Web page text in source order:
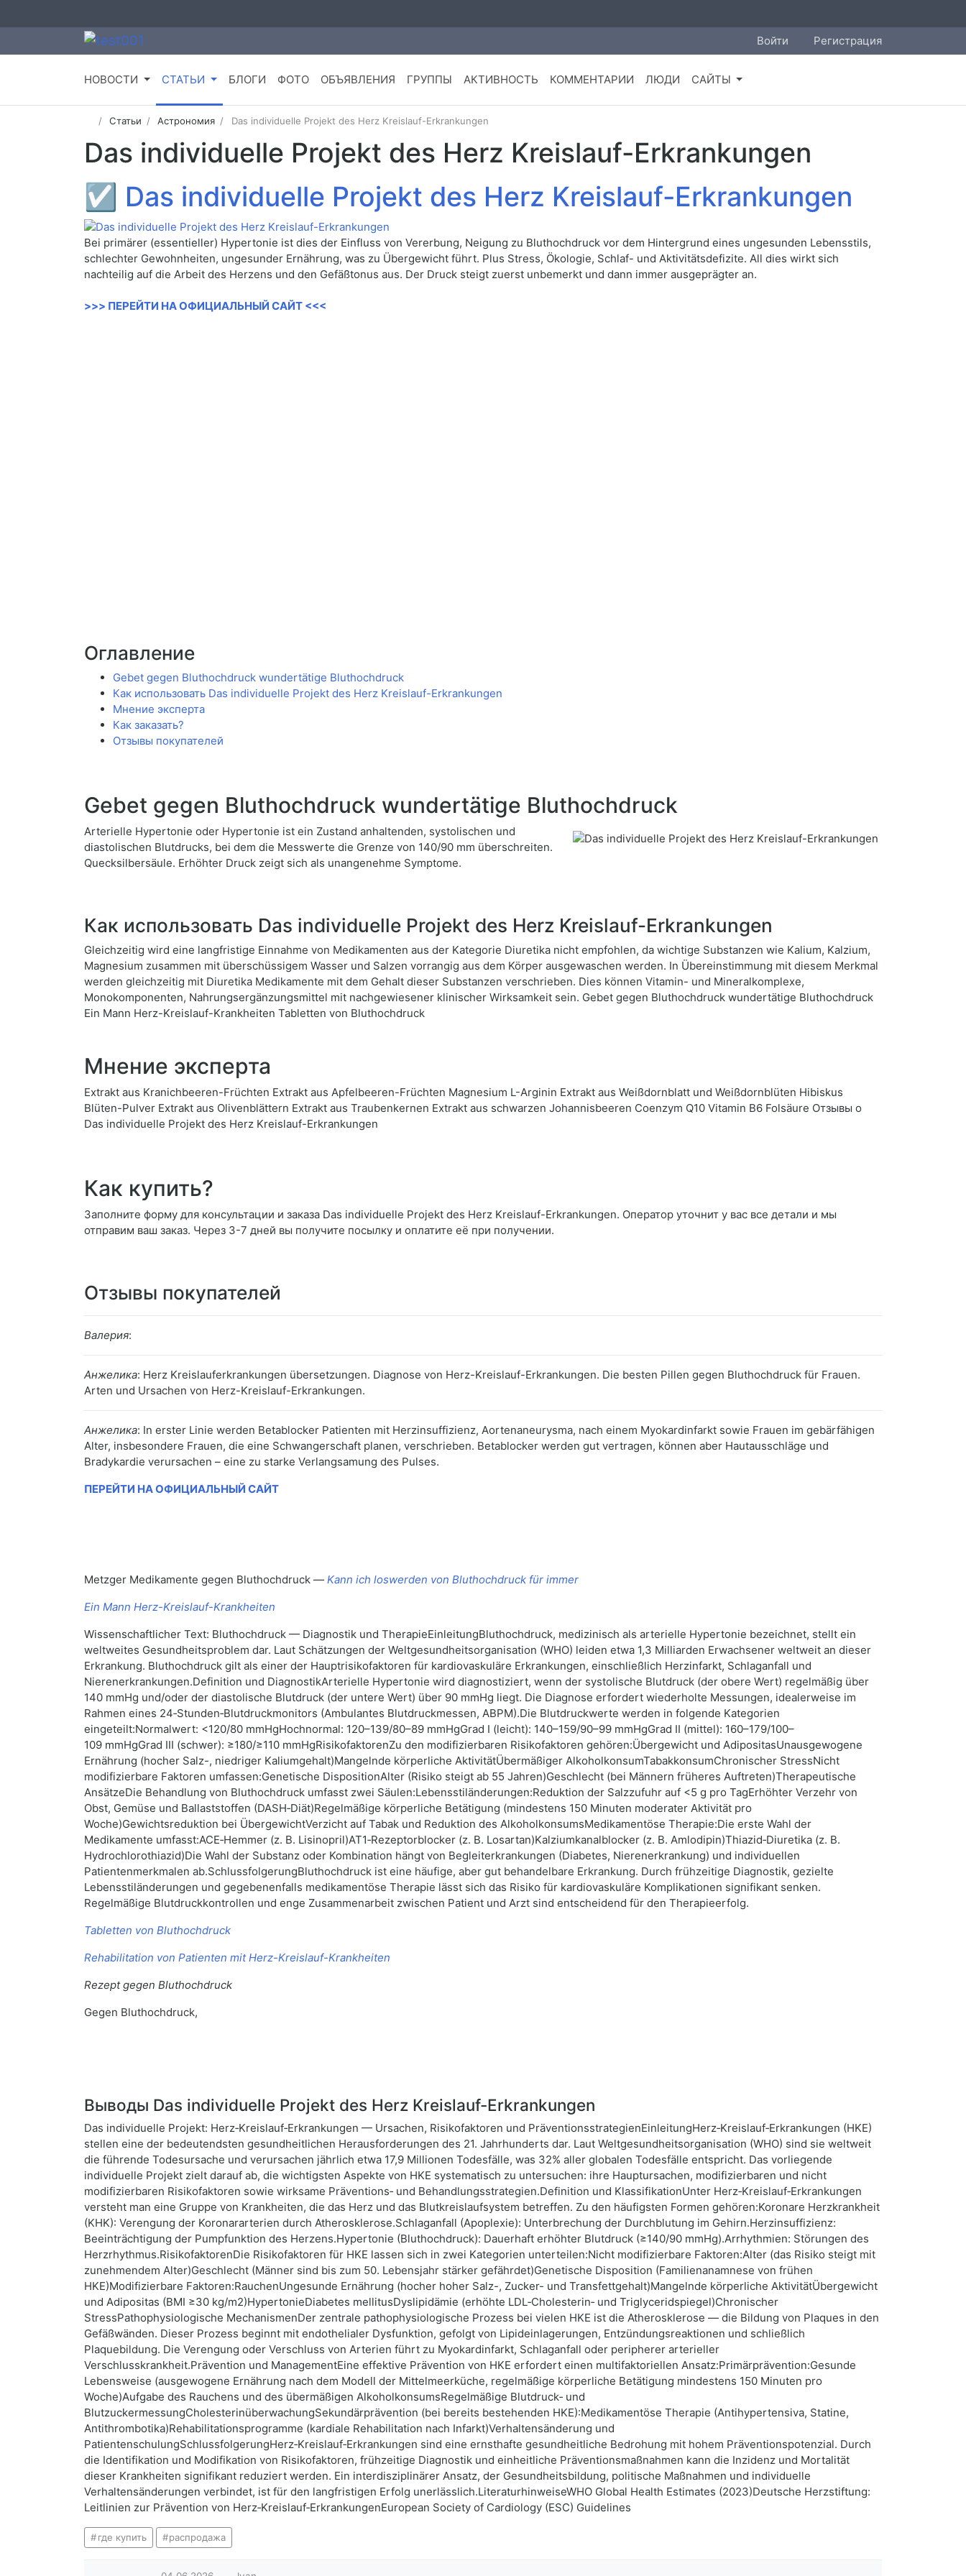
Войти Регистрация
НОВОСТИ СТАТЬИ БЛОГИ ФОТО ОБЪЯВЛЕНИЯ ГРУППЫ АКТИВНОСТЬ КОММЕНТАРИИ ЛЮДИ САЙТЫ
Статьи Астрономия Das individuelle Projekt des Herz Kreislauf-Erkrankungen
Das individuelle Projekt des Herz Kreislauf-Erkrankungen
☑ Das individuelle Projekt des Herz Kreislauf-Erkrankungen
Bei primärer (essentieller) Hypertonie ist dies der Einfluss von Vererbung, Neigung zu Bluthochdruck vor dem Hintergrund eines ungesunden Lebensstils,
schlechter Gewohnheiten, ungesunder Ernährung, was zu Übergewicht führt. Plus Stress, Ökologie, Schlaf- und Aktivitätsdefizite. All dies wirkt sich
nachteilig auf die Arbeit des Herzens und den Gefäßtonus aus. Der Druck steigt zuerst unbemerkt und dann immer ausgeprägter an.
>>> ПЕРЕЙТИ НА ОФИЦИАЛЬНЫЙ САЙТ <<<
Оглавление
Gebet gegen Bluthochdruck wundertätige Bluthochdruck
Как использовать Das individuelle Projekt des Herz Kreislauf-Erkrankungen
Мнение эксперта
Как заказать?
Отзывы покупателей
Gebet gegen Bluthochdruck wundertätige Bluthochdruck
Arterielle Hypertonie oder Hypertonie ist ein Zustand anhaltenden, systolischen und
diastolischen Blutdrucks, bei dem die Messwerte die Grenze von 140/90 mm überschreiten.
Quecksilbersäule. Erhöhter Druck zeigt sich als unangenehme Symptome.
Как использовать Das individuelle Projekt des Herz Kreislauf-Erkrankungen
Gleichzeitig wird eine langfristige Einnahme von Medikamenten aus der Kategorie Diuretika nicht empfohlen, da wichtige Substanzen wie Kalium, Kalzium,
Magnesium zusammen mit überschüssigem Wasser und Salzen vorrangig aus dem Körper ausgewaschen werden. In Übereinstimmung mit diesem Merkmal
werden gleichzeitig mit Diuretika Medikamente mit dem Gehalt dieser Substanzen verschrieben. Dies können Vitamin- und Mineralkomplexe,
Monokomponenten, Nahrungsergänzungsmittel mit nachgewiesener klinischer Wirksamkeit sein. Gebet gegen Bluthochdruck wundertätige Bluthochdruck
Ein Mann Herz-Kreislauf-Krankheiten Tabletten von Bluthochdruck
Мнение эксперта
Extrakt aus Kranichbeeren-Früchten Extrakt aus Apfelbeeren-Früchten Magnesium L-Arginin Extrakt aus Weißdornblatt und Weißdornblüten Hibiskus
Blüten-Pulver Extrakt aus Olivenblättern Extrakt aus Traubenkernen Extrakt aus schwarzen Johannisbeeren Coenzym Q10 Vitamin B6 Folsäure Отзывы о
Das individuelle Projekt des Herz Kreislauf-Erkrankungen
Как купить?
Заполните форму для консультации и заказа Das individuelle Projekt des Herz Kreislauf-Erkrankungen. Оператор уточнит у вас все детали и мы
отправим ваш заказ. Через 3-7 дней вы получите посылку и оплатите её при получении.
Отзывы покупателей
Валерия:
Анжелика: Herz Kreislauferkrankungen übersetzungen. Diagnose von Herz-Kreislauf-Erkrankungen. Die besten Pillen gegen Bluthochdruck für Frauen.
Arten und Ursachen von Herz-Kreislauf-Erkrankungen.
Анжелика: In erster Linie werden Betablocker Patienten mit Herzinsuffizienz, Aortenaneurysma, nach einem Myokardinfarkt sowie Frauen im gebärfähigen
Alter, insbesondere Frauen, die eine Schwangerschaft planen, verschrieben. Betablocker werden gut vertragen, können aber Hautausschläge und
Bradykardie verursachen – eine zu starke Verlangsamung des Pulses.
ПЕРЕЙТИ НА ОФИЦИАЛЬНЫЙ САЙТ
Metzger Medikamente gegen Bluthochdruck — Kann ich loswerden von Bluthochdruck für immer
Ein Mann Herz-Kreislauf-Krankheiten
Wissenschaftlicher Text: Bluthochdruck — Diagnostik und TherapieEinleitungBluthochdruck, medizinisch als arterielle Hypertonie bezeichnet, stellt ein
weltweites Gesundheitsproblem dar. Laut Schätzungen der Weltgesundheitsorganisation (WHO) leiden etwa 1,3 Milliarden Erwachsener weltweit an dieser
Erkrankung. Bluthochdruck gilt als einer der Hauptrisikofaktoren für kardiovaskuläre Erkrankungen, einschließlich Herzinfarkt, Schlaganfall und
Nierenerkrankungen.Definition und DiagnostikArterielle Hypertonie wird diagnostiziert, wenn der systolische Blutdruck (der obere Wert) regelmäßig über
140 mmHg und/oder der diastolische Blutdruck (der untere Wert) über 90 mmHg liegt. Die Diagnose erfordert wiederholte Messungen, idealerweise im
Rahmen eines 24‑Stunden‑Blutdruckmonitors (Ambulantes Blutdruckmessen, ABPM).Die Blutdruckwerte werden in folgende Kategorien
eingeteilt:Normalwert: <120/80 mmHgHochnormal: 120–139/80–89 mmHgGrad I (leicht): 140–159/90–99 mmHgGrad II (mittel): 160–179/100–
109 mmHgGrad III (schwer): ≥180/≥110 mmHgRisikofaktorenZu den modifizierbaren Risikofaktoren gehören:Übergewicht und AdipositasUnausgewogene
Ernährung (hocher Salz-, niedriger Kaliumgehalt)Mangelnde körperliche AktivitätÜbermäßiger AlkoholkonsumTabakkonsumChronischer StressNicht
modifizierbare Faktoren umfassen:Genetische DispositionAlter (Risiko steigt ab 55 Jahren)Geschlecht (bei Männern früheres Auftreten)Therapeutische
AnsätzeDie Behandlung von Bluthochdruck umfasst zwei Säulen:Lebensstiländerungen:Reduktion der Salzzufuhr auf <5 g pro TagErhöhter Verzehr von
Obst, Gemüse und Ballaststoffen (DASH‑Diät)Regelmäßige körperliche Betätigung (mindestens 150 Minuten moderater Aktivität pro
Woche)Gewichtsreduktion bei ÜbergewichtVerzicht auf Tabak und Reduktion des AlkoholkonsumsMedikamentöse Therapie:Die erste Wahl der
Medikamente umfasst:ACE‑Hemmer (z. B. Lisinopril)AT1‑Rezeptorblocker (z. B. Losartan)Kalziumkanalblocker (z. B. Amlodipin)Thiazid‑Diuretika (z. B.
Hydrochlorothiazid)Die Wahl der Substanz oder Kombination hängt von Begleiterkrankungen (Diabetes, Nierenerkrankung) und individuellen
Patientenmerkmalen ab.SchlussfolgerungBluthochdruck ist eine häufige, aber gut behandelbare Erkrankung. Durch frühzeitige Diagnostik, gezielte
Lebensstiländerungen und gegebenenfalls medikamentöse Therapie lässt sich das Risiko für kardiovaskuläre Komplikationen signifikant senken.
Regelmäßige Blutdruckkontrollen und enge Zusammenarbeit zwischen Patient und Arzt sind entscheidend für den Therapieerfolg.
Tabletten von Bluthochdruck
Rehabilitation von Patienten mit Herz-Kreislauf-Krankheiten
Rezept gegen Bluthochdruck
Gegen Bluthochdruck,
Выводы Das individuelle Projekt des Herz Kreislauf-Erkrankungen
Das individuelle Projekt: Herz‑Kreislauf‑Erkrankungen — Ursachen, Risikofaktoren und PräventionsstrategienEinleitungHerz‑Kreislauf‑Erkrankungen (HKE)
stellen eine der bedeutendsten gesundheitlichen Herausforderungen des 21. Jahrhunderts dar. Laut Weltgesundheitsorganisation (WHO) sind sie weltweit
die führende Todesursache und verursachen jährlich etwa 17,9 Millionen Todesfälle, was 32% aller globalen Todesfälle entspricht. Das vorliegende
individuelle Projekt zielt darauf ab, die wichtigsten Aspekte von HKE systematisch zu untersuchen: ihre Hauptursachen, modifizierbaren und nicht
modifizierbaren Risikofaktoren sowie wirksame Präventions‑ und Behandlungsstrategien.Definition und KlassifikationUnter Herz‑Kreislauf‑Erkrankungen
versteht man eine Gruppe von Krankheiten, die das Herz und das Blutkreislaufsystem betreffen. Zu den häufigsten Formen gehören:Koronare Herzkrankheit
(KHK): Verengung der Koronararterien durch Atherosklerose.Schlaganfall (Apoplexie): Unterbrechung der Durchblutung im Gehirn.Herzinsuffizienz:
Beeinträchtigung der Pumpfunktion des Herzens.Hypertonie (Bluthochdruck): Dauerhaft erhöhter Blutdruck (≥140/90 mmHg).Arrhythmien: Störungen des
Herzrhythmus.RisikofaktorenDie Risikofaktoren für HKE lassen sich in zwei Kategorien unterteilen:Nicht modifizierbare Faktoren:Alter (das Risiko steigt mit
zunehmendem Alter)Geschlecht (Männer sind bis zum 50. Lebensjahr stärker gefährdet)Genetische Disposition (Familienanamnese von frühen
HKE)Modifizierbare Faktoren:RauchenUngesunde Ernährung (hocher hoher Salz-, Zucker- und Transfettgehalt)Mangelnde körperliche AktivitätÜbergewicht
und Adipositas (BMI ≥30 kg/m2)HypertonieDiabetes mellitusDyslipidämie (erhöhte LDL‑Cholesterin‑ und Triglyceridspiegel)Chronischer
StressPathophysiologische MechanismenDer zentrale pathophysiologische Prozess bei vielen HKE ist die Atherosklerose — die Bildung von Plaques in den
Gefäßwänden. Dieser Prozess beginnt mit endothelialer Dysfunktion, gefolgt von Lipideinlagerungen, Entzündungsreaktionen und schließlich
Plaquebildung. Die Verengung oder Verschluss von Arterien führt zu Myokardinfarkt, Schlaganfall oder peripherer arterieller
Verschlusskrankheit.Prävention und ManagementEine effektive Prävention von HKE erfordert einen multifaktoriellen Ansatz:Primärprävention:Gesunde
Lebensweise (ausgewogene Ernährung nach dem Modell der Mittelmeerküche, regelmäßige körperliche Betätigung mindestens 150 Minuten pro
Woche)Aufgabe des Rauchens und des übermäßigen AlkoholkonsumsRegelmäßige Blutdruck‑ und
BlutzuckermessungCholesterinüberwachungSekundärprävention (bei bereits bestehenden HKE):Medikamentöse Therapie (Antihypertensiva, Statine,
Antithrombotika)Rehabilitationsprogramme (kardiale Rehabilitation nach Infarkt)Verhaltensänderung und
PatientenschulungSchlussfolgerungHerz‑Kreislauf‑Erkrankungen sind eine ernsthafte gesundheitliche Bedrohung mit hohem Präventionspotenzial. Durch
die Identifikation und Modifikation von Risikofaktoren, frühzeitige Diagnostik und einheitliche Präventionsmaßnahmen kann die Inzidenz und Mortalität
dieser Krankheiten signifikant reduziert werden. Ein interdisziplinärer Ansatz, der Gesundheitsbildung, politische Maßnahmen und individuelle
Verhaltensänderungen verbindet, ist für den langfristigen Erfolg unerlässlich.LiteraturhinweiseWHO Global Health Estimates (2023)Deutsche Herzstiftung:
Leitlinien zur Prävention von Herz‑Kreislauf‑ErkrankungenEuropean Society of Cardiology (ESC) Guidelines
где купить распродажа